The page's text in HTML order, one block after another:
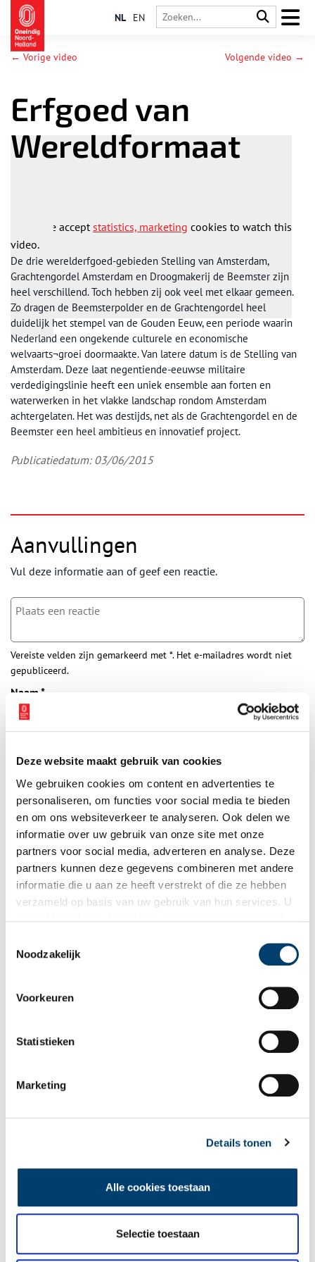
Deze website maakt gebruik van cookies
We gebruiken cookies om content en advertenties te
personaliseren, om functies voor social media te bieden
en om ons websiteverkeer te analyseren. Ook delen we
informatie over uw gebruik van onze site met onze
partners voor social media, adverteren en analyse. Deze
partners kunnen deze gegevens combineren met andere
informatie die u aan ze heeft verstrekt of die ze hebben
verzameld op basis van uw gebruik van hun services. U
Noodzakelijk
Voorkeuren
Statistieken
Marketing
Details tonen
Alle cookies toestaan
Selectie toestaan
NL EN
← Vorige video Volgende video →
Erfgoed van
Wereldformaat
Please acceptstatistics, marketing cookies to watch this
video.
De drie werelderfgoed-gebieden Stelling van Amsterdam,
Grachtengordel Amsterdam en Droogmakerij de Beemster zijn
heel verschillend. Toch hebben zij ook veel met elkaar gemeen.
Zo dragen de Beemsterpolder en de Grachtengordel heel
duidelijk het stempel van de Gouden Eeuw, een periode waarin
Nederland een ongekende culturele en economische
welvaarts¬groei doormaakte. Van latere datum is de Stelling van
Amsterdam. Deze laat negentiende-eeuwse militaire
verdedigingslinie heeft een uniek ensemble aan forten en
waterwerken in het vlakke landschap rondom Amsterdam
achtergelaten. Het was destijds, net als de Grachtengordel en de
Beemster een heel ambitieus en innovatief project.
Publicatiedatum: 03/06/2015
Aanvullingen
Vul deze informatie aan of geef een reactie.
Vereiste velden zijn gemarkeerd met *. Het e-mailadres wordt niet
gepubliceerd.
Naam *
Vink dit aan als u op de hoogte gehouden wil worden.
Bekijk meer video's
Tien verdwenen pretparken